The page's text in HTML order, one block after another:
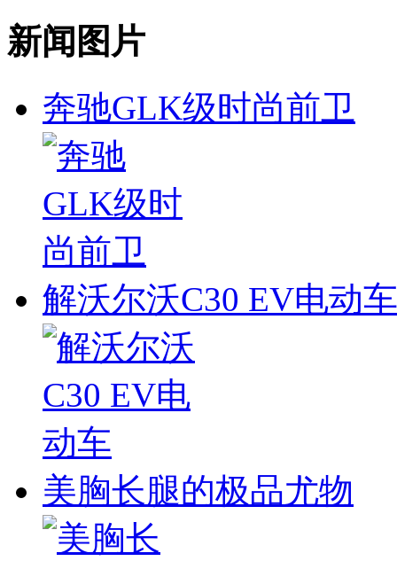
新闻图片
奔驰GLK级时尚前卫
解沃尔沃C30 EV电动车
美胸长腿的极品尤物